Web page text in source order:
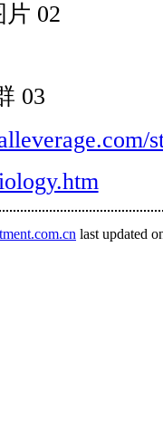
02
03
last updated